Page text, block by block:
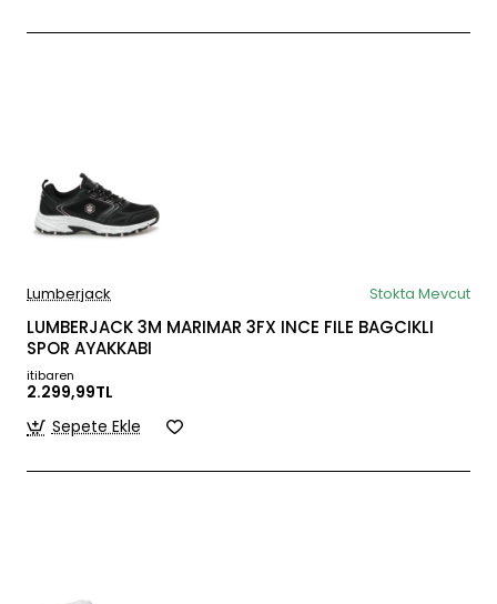
Lumberjack Stokta Mevcut
LUMBERJACK 3M MARIMAR 3FX INCE FILE BAGCIKLI
SPOR AYAKKABI
itibaren
2.299,99TL
Sepete Ekle